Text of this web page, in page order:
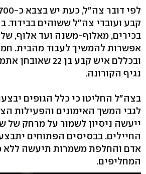
קבע ועובדי צה"ל ששוהים בבידוד.
בכירים, מאלוף-משנה ועד אלוף,
אפשרות להמשיך לעבוד מהבית.
ובכללם איש קבע בן
נגיף הקורונה.
בצה"ל החליטו כי כלל הגופים
לגבי המשך האימונים והפעילות
ייעשה ניסיון לשמור על מרחק של
החיילים. בבסיסים הפתוחים
אדם והחלפת משמרות תיעשה ללא
המחליפים.